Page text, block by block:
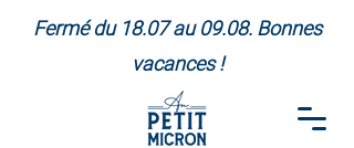
Fermé du 18.07 au 09.08. Bonnes
vacances !